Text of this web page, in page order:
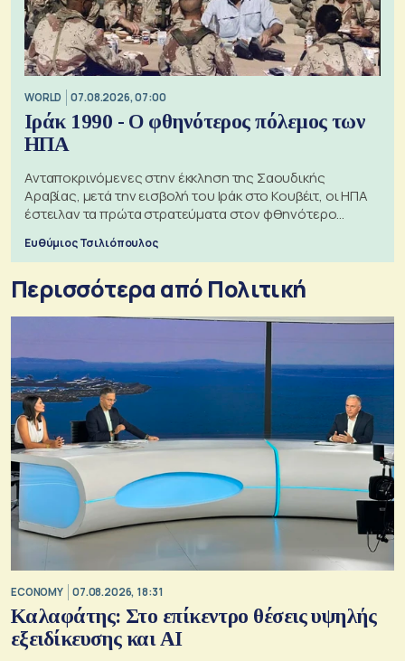
WORLD 07.08.2026, 07:00
Ιράκ 1990 - Ο φθηνότερος πόλεμος των
ΗΠΑ
Ανταποκρινόμενες στην έκκληση της Σαουδικής
Αραβίας, μετά την εισβολή του Ιράκ στο Κουβέιτ, οι ΗΠΑ
έστειλαν τα πρώτα στρατεύματα στον φθηνότερο
Ευθύμιος Τσιλιόπουλος
Περισσότερα από Πολιτική
ECONOMY 07.08.2026, 18:31
Καλαφάτης: Στο επίκεντρο θέσεις υψηλής
εξειδίκευσης και AI